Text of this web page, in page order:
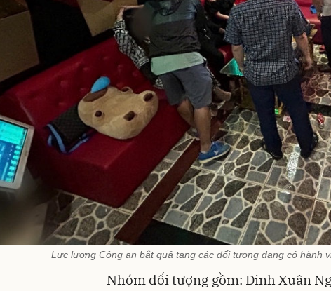
Lực lượng Công an bắt quả tang các đối tượng đang có hành
Nhóm đối tượng gồm: Đinh Xuân